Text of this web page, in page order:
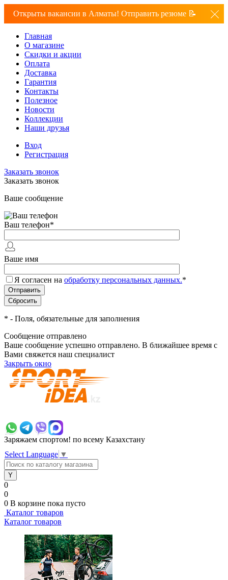
Открыты вакансии в Алматы! Отправить резюме 📝
Главная
О магазине
Скидки и акции
Оплата
Доставка
Гарантия
Контакты
Полезное
Новости
Коллекции
Наши друзья
Вход
Регистрация
Заказать звонок
Заказать звонок
Ваше сообщение
Ваш телефон*
Ваше имя
Я согласен на обработку персональных данных.*
* - Поля, обязательные для заполнения
Сообщение отправлено
Ваше сообщение успешно отправлено. В ближайшее время с
Вами свяжется наш специалист
Закрыть окно
Заряжаем спортом! по всему Казахстану
Select Language ▼
0
0
0 В корзине пока пусто
Каталог товаров
Каталог товаров